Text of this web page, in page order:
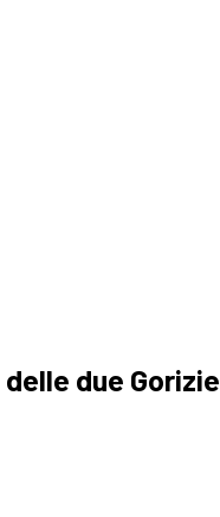
due Gorizie